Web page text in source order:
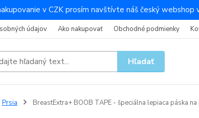
v CZK prosím navštívte náš český webshop
údajov Ako nakupovať Obchodné podmienky
Hľadať
Prsia BreastExtra+ BOOB TAPE - špeciálna lepiaca páska